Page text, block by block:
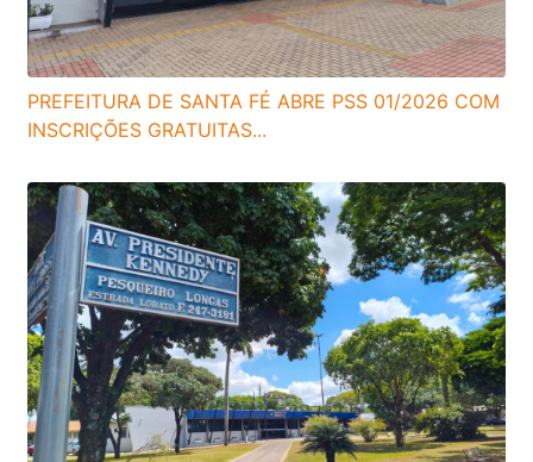
PREFEITURA DE SANTA FÉ ABRE PSS 01/2026 COM
INSCRIÇÕES GRATUITAS...